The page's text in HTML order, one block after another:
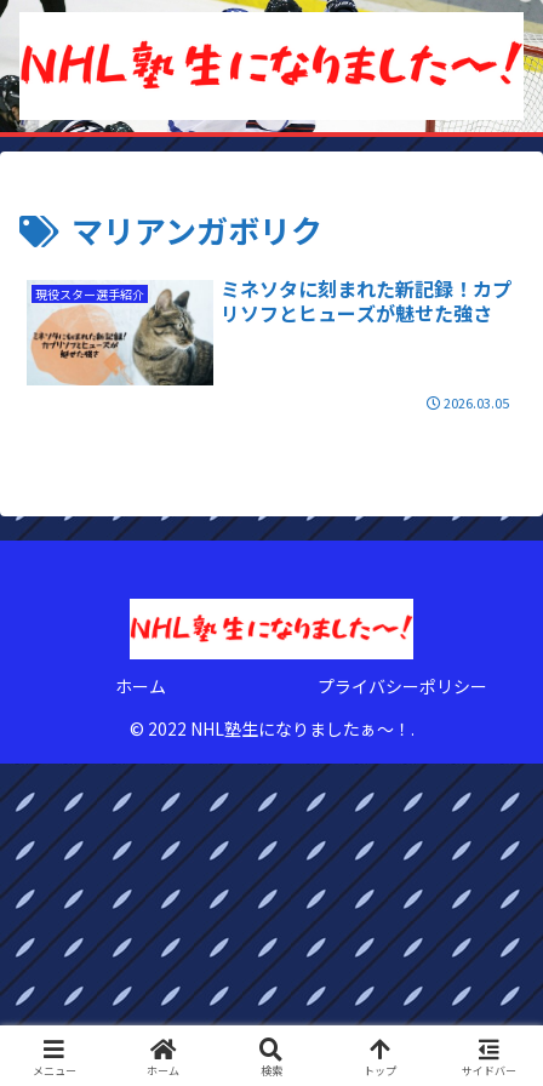
マリアンガボリク
現役スター選手紹介
ミネソタに刻まれた新記録！カプ
リソフとヒューズが魅せた強さ
2026.03.05
ホーム
プライバシーポリシー
© 2022 NHL塾生になりましたぁ〜！.
メニュー ホーム 検索 トップ サイドバー